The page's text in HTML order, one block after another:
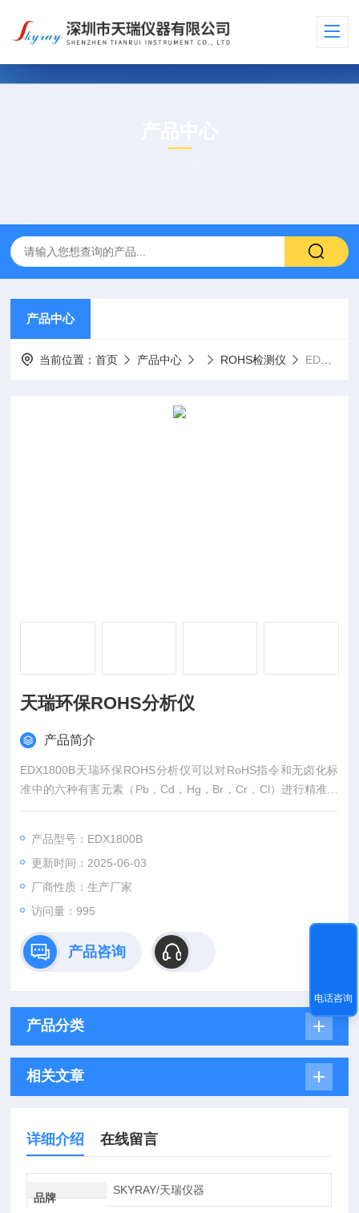
产品中心
当前位置：首页 产品中心 ROHS检测仪 EDX1800B天瑞环保ROHS分析仪
天瑞环保ROHS分析仪
产品简介
EDX1800B天瑞环保ROHS分析仪可以对RoHS指令和无卤化标
准中的六种有害元素（Pb，Cd，Hg，Br，Cr，Cl）进行精准测
试；
产品型号：EDX1800B
更新时间：2025-06-03
厂商性质：生产厂家
访问量：995
产品咨询
产品分类
相关文章
详细介绍 在线留言
品牌
SKYRAY/天瑞仪器
电话咨询